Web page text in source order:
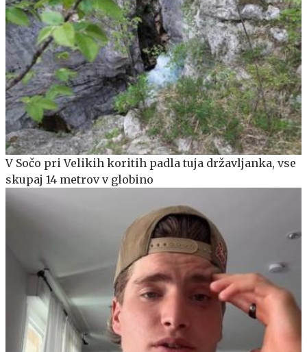
V Sočo pri Velikih koritih padla tuja državljanka, vse
skupaj 14 metrov v globino